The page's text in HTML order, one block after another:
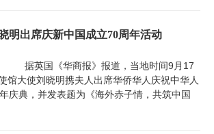
明出席庆新中国成立70周年活动
据英国《华商报》报道，当地时间9月17
馆大使刘晓明携夫人出席华侨华人庆祝中华人
庆典，并发表题为《海外赤子情，共筑中国